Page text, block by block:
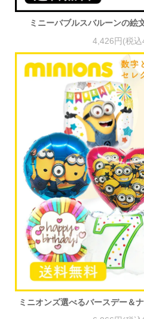
ミニーバブルスバルーンの絵
4,426円(税
ミニオンズ選べるバースデー＆